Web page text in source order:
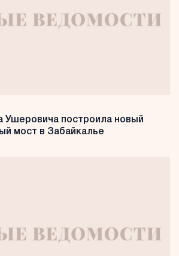
Ушеровича построила новый
мост в Забайкалье